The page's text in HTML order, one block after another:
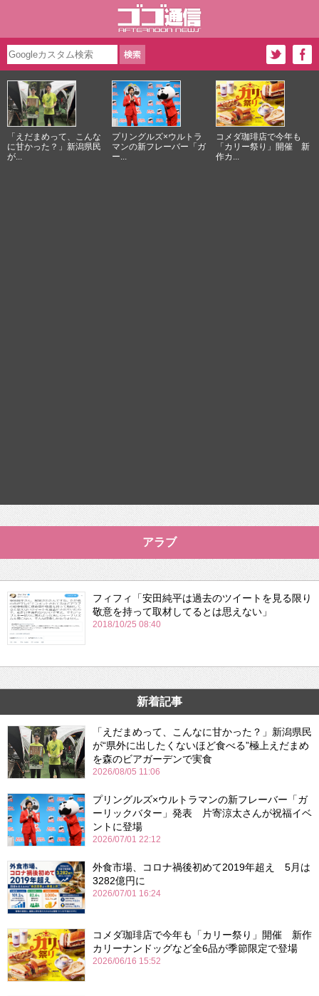
「えだまめって、こんな
に甘かった？」新潟県民
が...
プリングルズ×ウルトラ
マンの新フレーバー「ガ
ー...
コメダ珈琲店で今年も
「カリー祭り」開催 新
作カ...
アラブ
フィフィ「安田純平は過去のツイートを見る限り
敬意を持って取材してるとは思えない」
2018/10/25 08:40
新着記事
「えだまめって、こんなに甘かった？」新潟県民
が“県外に出したくないほど食べる”極上えだまめ
を森のビアガーデンで実食
2026/08/05 11:06
プリングルズ×ウルトラマンの新フレーバー「ガ
ーリックバター」発表 片寄涼太さんが祝福イベ
ントに登場
2026/07/01 22:12
外食市場、コロナ禍後初めて2019年超え 5月は
3282億円に
2026/07/01 16:24
コメダ珈琲店で今年も「カリー祭り」開催 新作
カリーナンドッグなど全6品が季節限定で登場
2026/06/16 15:52